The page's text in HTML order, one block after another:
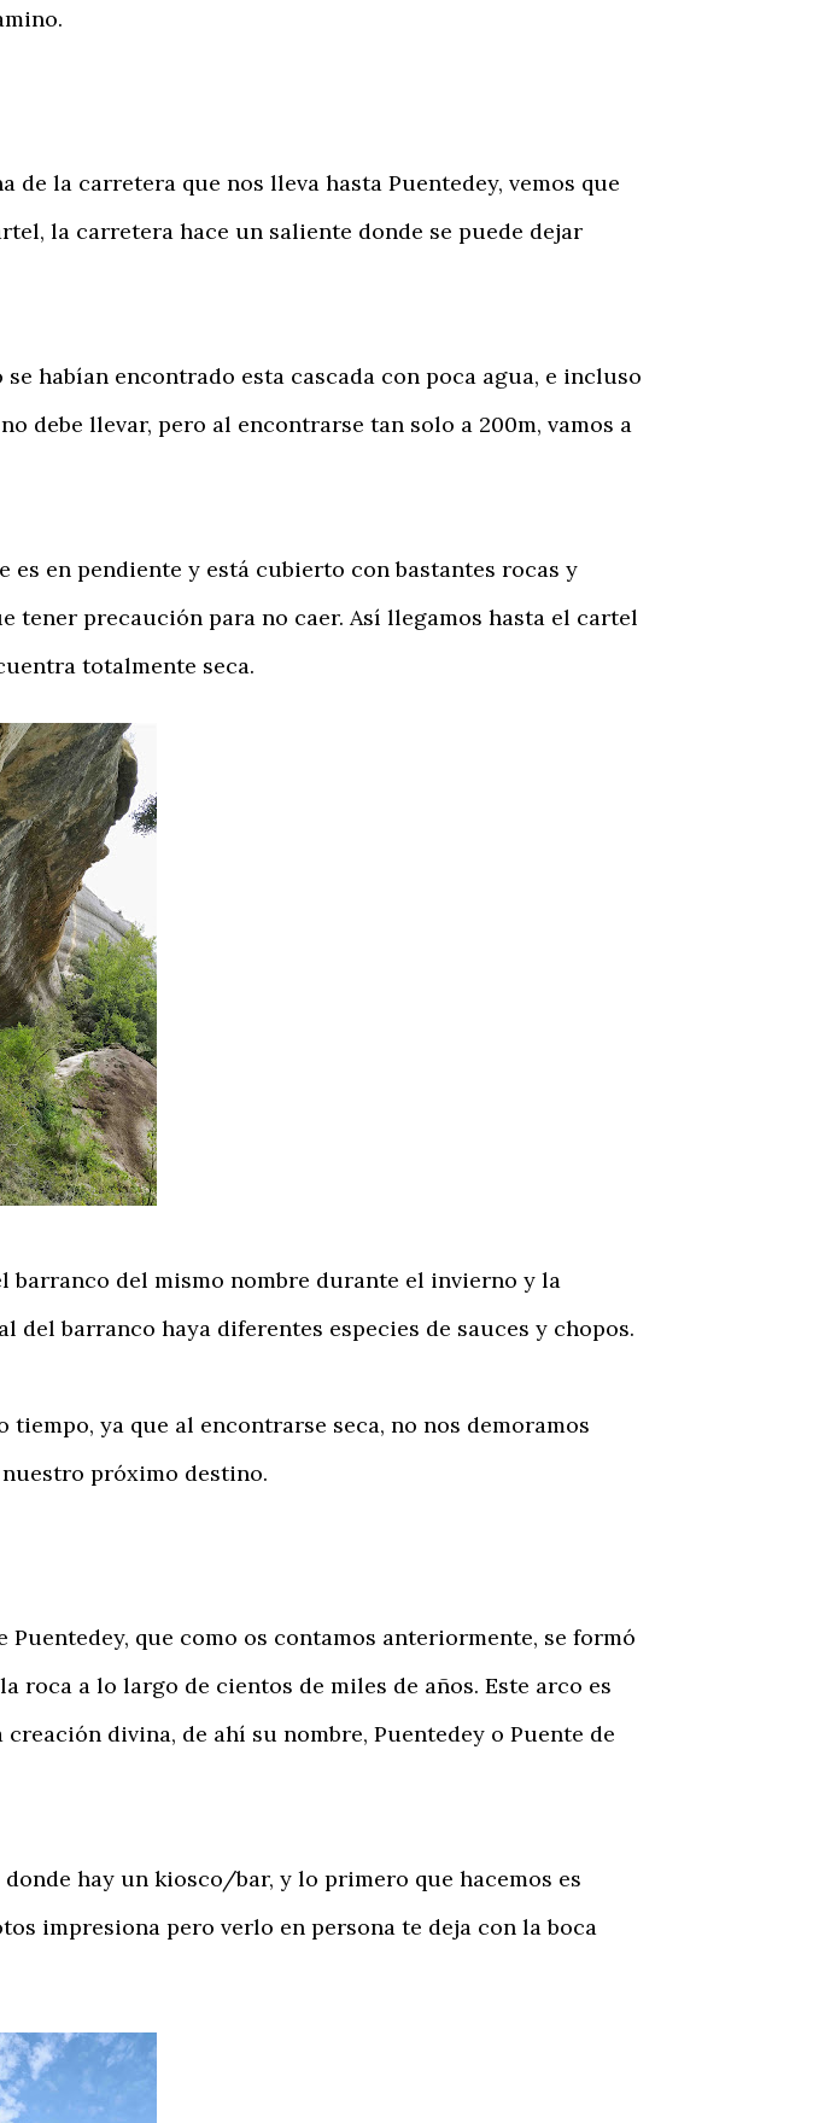
la carretera que nos lleva hasta Puentedey, vemos que
la carretera hace un saliente donde se puede dejar
habían encontrado esta cascada con poca agua, e incluso
debe llevar, pero al encontrarse tan solo a 200m, vamos a
en pendiente y está cubierto con bastantes rocas y
tener precaución para no caer. Así llegamos hasta el cartel
totalmente seca.
barranco del mismo nombre durante el invierno y la
del barranco haya diferentes especies de sauces y chopos.
ya que al encontrarse seca, no nos demoramos
próximo destino.
que como os contamos anteriormente, se formó
a lo largo de cientos de miles de años. Este arco es
divina, de ahí su nombre, Puentedey o Puente de
hay un kiosco/bar, y lo primero que hacemos es
impresiona pero verlo en persona te deja con la boca